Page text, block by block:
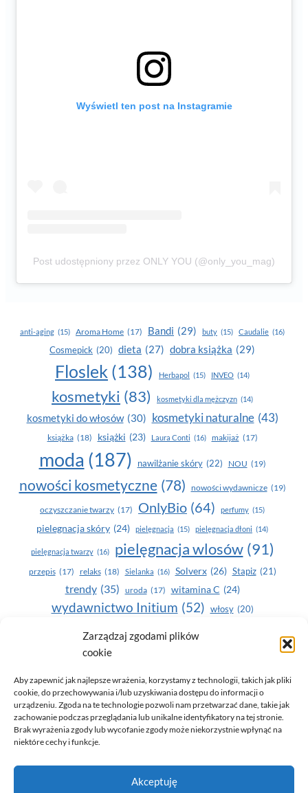
Zarządzaj zgodami plików
cookie
Aby zapewnić jak najlepsze wrażenia, korzystamy z technologii, takich jak pliki
cookie, do przechowywania i/lub uzyskiwania dostępu do informacji o
urządzeniu. Zgoda na te technologie pozwoli nam przetwarzać dane, takie jak
zachowanie podczas przeglądania lub unikalne identyfikatory na tej stronie.
Brak wyrażenia zgody lub wycofanie zgody może niekorzystnie wpłynąć na
niektóre cechy i funkcje.
Akceptuję
Wyświetl ten post na Instagramie
Post udostępniony przez ONLY YOU (@only_you_mag)
anti-aging (15) Aroma Home (17) Bandi (29) buty (15) Caudalie (16)
Cosmepick (20) dieta (27) dobra książka (29)
Floslek (138) Herbapol (15) INVEO (14)
kosmetyki (83) kosmetyki dla mężczyzn (14)
kosmetyki do włosów (30) kosmetyki naturalne (43)
książka (18) książki (23) Laura Conti (16) makijaż (17)
moda (187) nawilżanie skóry (22) NOU (19)
nowości kosmetyczne (78) nowości wydawnicze (19)
oczyszczanie twarzy (17) OnlyBio (64) perfumy (15)
pielegnacja skóry (24) pielęgnacja (15) pielęgnacja dłoni (14)
pielęgnacja twarzy (16) pielęgnacja wlosów (91)
przepis (17) relaks (18) Sielanka (16) Solverx (26) Stapiz (21)
trendy (35) uroda (17) witamina C (24)
wydawnictwo Initium (52) włosy (20)
Yasumi(164) zdrowe zęby
zdrowie
© 2026 Only You - portal dla kobiet (uroda, moda, zdrowie)